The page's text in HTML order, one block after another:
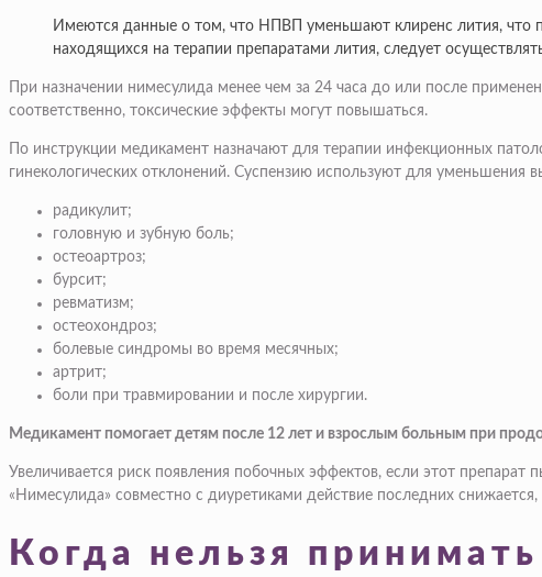
Имеются данные о том, что НПВП уменьшают клиренс лития, что
находящихся на терапии препаратами лития, следует
При назначении нимесулида менее чем за 24 часа до или после
соответственно, токсические эффекты могут повышаться.
По инструкции медикамент назначают для терапии инфекционных
гинекологических отклонений. Суспензию используют для
радикулит;
головную и зубную боль;
остеоартроз;
бурсит;
ревматизм;
остеохондроз;
болевые синдромы во время месячных;
артрит;
боли при травмировании и после хирургии.
Медикамент помогает детям после 12 лет и взрослым больным при
Увеличивается риск появления побочных эффектов, если этот
«Нимесулида» совместно с диуретиками действие последних
Когда нельзя